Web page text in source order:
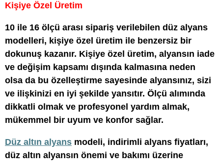
Kişiye Özel Üretim
10 ile 16 ölçü arası sipariş verilebilen düz alyans
modelleri, kişiye özel üretim ile benzersiz bir
dokunuş kazanır. Kişiye özel üretim, alyansın iade
ve değişim kapsamı dışında kalmasına neden
olsa da bu özelleştirme sayesinde alyansınız, sizi
ve ilişkinizi en iyi şekilde yansıtır. Ölçü alımında
dikkatli olmak ve profesyonel yardım almak,
mükemmel bir uyum ve konfor sağlar.
Düz altın alyans modeli, indirimli alyans fiyatları,
düz altın alyansın önemi ve bakımı üzerine